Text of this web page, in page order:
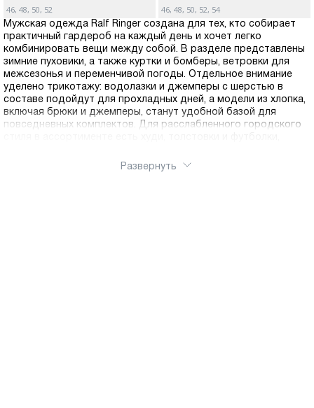
46, 48, 50, 52
46, 48, 50, 52, 54
Мужская одежда Ralf Ringer создана для тех, кто собирает
практичный гардероб на каждый день и хочет легко
комбинировать вещи между собой. В разделе представлены
зимние пуховики, а также куртки и бомберы, ветровки для
межсезонья и переменчивой погоды. Отдельное внимание
уделено трикотажу: водолазки и джемперы с шерстью в
составе подойдут для прохладных дней, а модели из хлопка,
включая брюки и джемперы, станут удобной базой для
повседневных комплектов. Для расслабленного городского
одежду по сезону, посадке и цвету, чтобы быстро собирать
Развернуть